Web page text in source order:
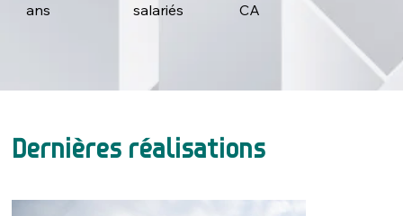
ans salariés CA
Dernières réalisations